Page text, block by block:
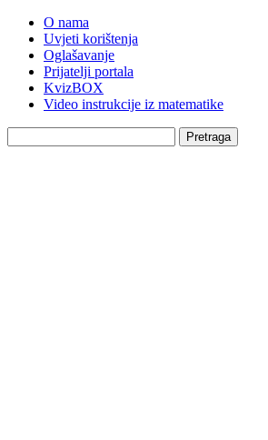
O nama
Uvjeti korištenja
Oglašavanje
Prijatelji portala
KvizBOX
Video instrukcije iz matematike
Pretraga